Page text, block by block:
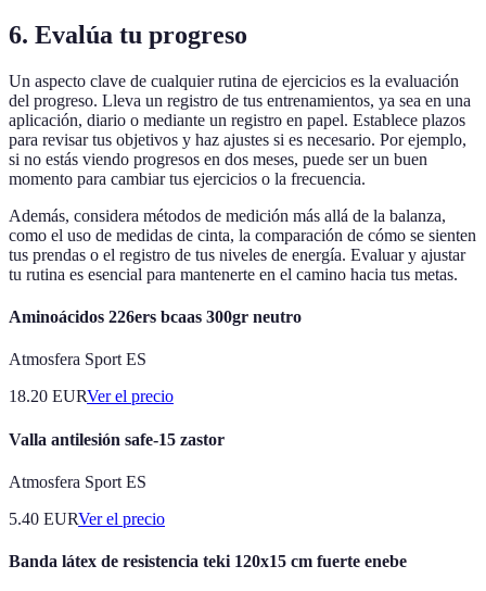
6. Evalúa tu progreso
Un aspecto clave de cualquier rutina de ejercicios es la evaluación
del progreso. Lleva un registro de tus entrenamientos, ya sea en una
aplicación, diario o mediante un registro en papel. Establece plazos
para revisar tus objetivos y haz ajustes si es necesario. Por ejemplo,
si no estás viendo progresos en dos meses, puede ser un buen
momento para cambiar tus ejercicios o la frecuencia.
Además, considera métodos de medición más allá de la balanza,
como el uso de medidas de cinta, la comparación de cómo se sienten
tus prendas o el registro de tus niveles de energía. Evaluar y ajustar
tu rutina es esencial para mantenerte en el camino hacia tus metas.
Aminoácidos 226ers bcaas 300gr neutro
Atmosfera Sport ES
18.20 EURVer el precio
Valla antilesión safe-15 zastor
Atmosfera Sport ES
5.40 EURVer el precio
Banda látex de resistencia teki 120x15 cm fuerte enebe